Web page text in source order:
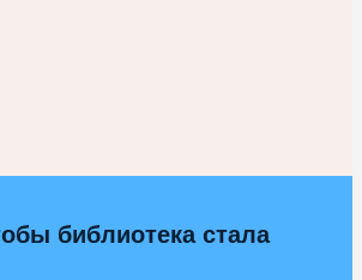
библиотека стала